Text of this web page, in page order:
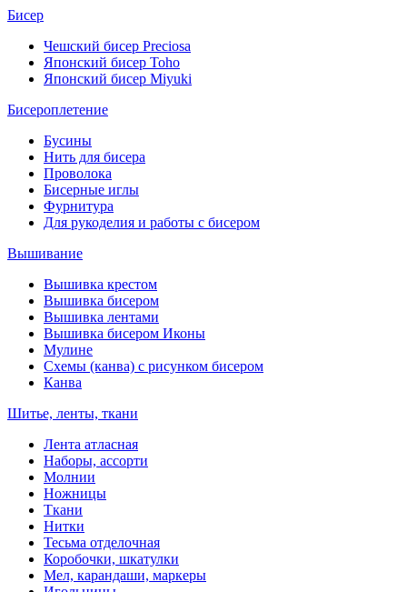
Бисер
Чешский бисер Preciosa
Японский бисер Toho
Японский бисер Miyuki
Бисероплетение
Бусины
Нить для бисера
Проволока
Бисерные иглы
Фурнитура
Для рукоделия и работы с бисером
Вышивание
Вышивка крестом
Вышивка бисером
Вышивка лентами
Вышивка бисером Иконы
Мулине
Схемы (канва) с рисунком бисером
Канва
Шитье, ленты, ткани
Лента атласная
Наборы, ассорти
Молнии
Ножницы
Ткани
Нитки
Тесьма отделочная
Коробочки, шкатулки
Мел, карандаши, маркеры